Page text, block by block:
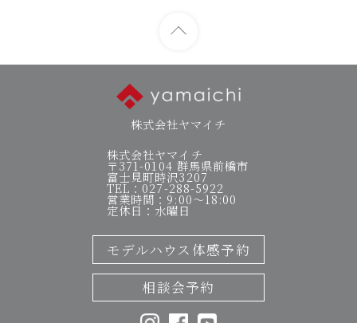
株式会社ヤマイチ
株式会社ヤマイチ
〒371-0104 群馬県前橋市
富士見町時沢3207
TEL：027-288-5922
営業時間：9:00～18:00
定休日：水曜日
モデルハウス体感予約
相談会予約